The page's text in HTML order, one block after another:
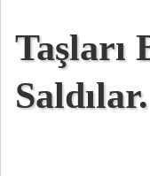
Taşları
Saldılar.